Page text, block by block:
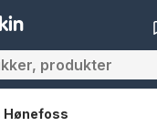
Hønefoss